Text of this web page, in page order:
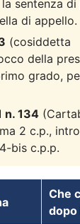
sentenza
di appello.
(cosiddetta
della
grado,
n. 134
2 c.p.,
bis c.p.p.
Che
dopo